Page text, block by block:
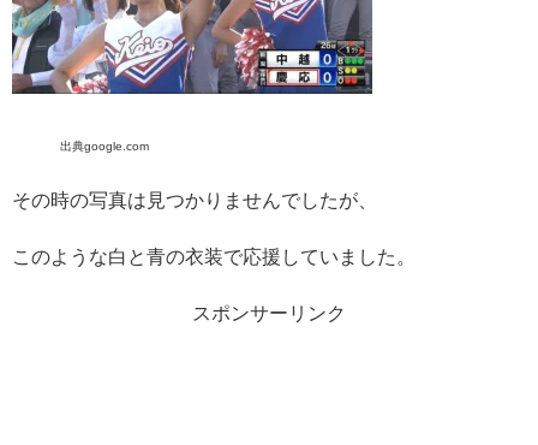
出典google.com
その時の写真は見つかりませんでしたが、
このような白と青の衣装で応援していました。
スポンサーリンク